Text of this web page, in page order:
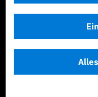
© 2026 Mercedes-Benz
zertifizierte